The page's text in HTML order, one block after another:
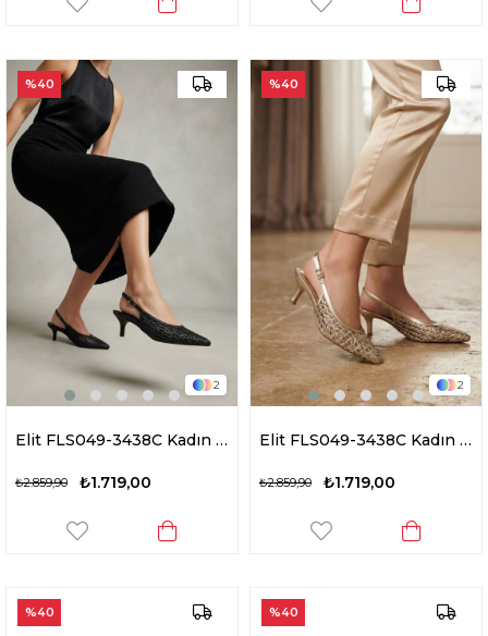
2
Elit FLS049-3438C Kadın Klasik Topuklu Ayakkabı Siyah
₺1.719,00
₺2.859,90
%40
2
Elit FLS049-3438C Kadın Klasik Topuklu Ayakkabı Altın
₺1.719,00
₺2.859,90
%40
%40 %40